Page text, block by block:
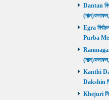
Dantan
Egra
Purba
Ramnagar
Kanthi
Dakshin
Khejuri